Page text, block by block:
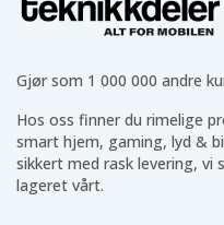
DA15, HSTNN-DA35,
HSTNN-LA35, HSTNN-
Dokkingstasjoner
Gjør som 1 000 000 andre
Hos oss finner du rimelige
smart hjem, gaming, lyd &
sikkert med rask levering, vi
lageret vårt.